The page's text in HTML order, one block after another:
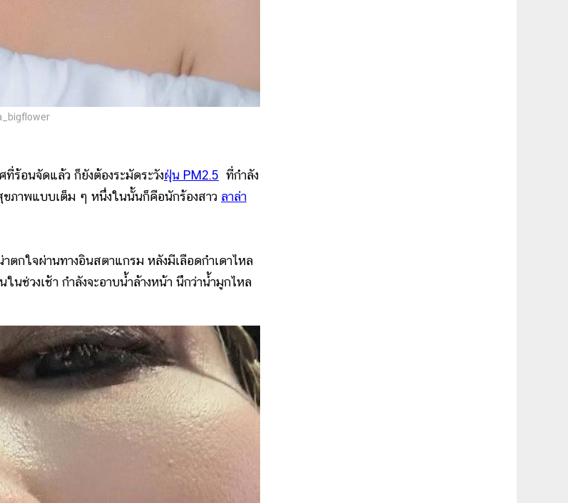
อนจัดแล้ว ก็ยังต้องระมัดระวังฝุ่น PM2.5 ที่กำลัง
ภาพแบบเต็ม ๆ หนึ่งในนั้นก็คือนักร้องสาว ลาล่า
ใจผ่านทางอินสตาแกรม หลังมีเลือดกำเดาไหล
นช่วงเช้า กำลังจะอาบน้ำล้างหน้า นึกว่าน้ำมูกไหล